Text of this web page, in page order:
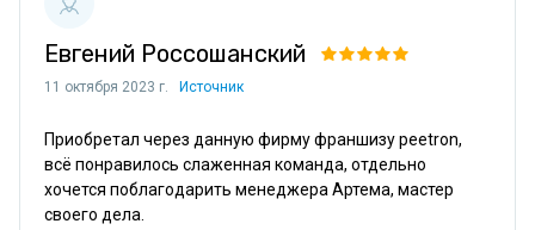
Евгений Россошанский
11 октября 2023 г. Источник
Приобретал через данную фирму франшизу peetron,
всё понравилось слаженная команда, отдельно
хочется поблагодарить менеджера Артема, мастер
своего дела.